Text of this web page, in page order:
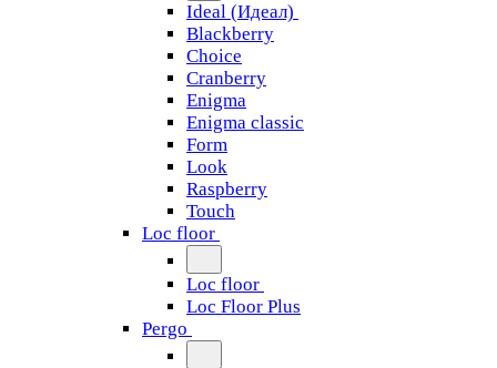
Ideal (Идеал)
Blackberry
Choice
Cranberry
Enigma
Enigma classic
Form
Look
Raspberry
Touch
Loc floor
Loc floor
Loc Floor Plus
Pergo